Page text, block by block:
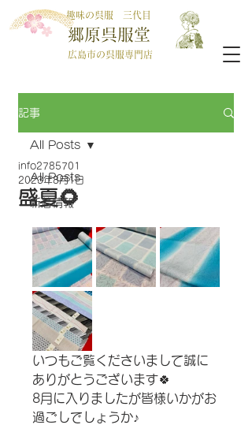
趣味の呉服 三代目
郷原呉服堂
広島市の呉服専門店
記事
All Posts
新着情報
All Posts
盛夏🌻
info2785701
2023年8月1日
いつもご覧くださいまして誠に
ありがとうございます🍀
8月に入りましたが皆様いかがお
過ごしでしょうか♪